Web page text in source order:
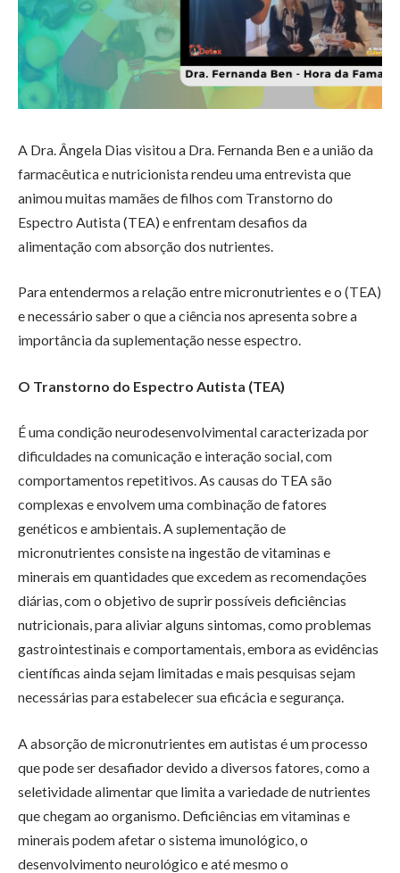
A Dra. Ângela Dias visitou a Dra. Fernanda Ben e a união da
farmacêutica e nutricionista rendeu uma entrevista que
animou muitas mamães de filhos com Transtorno do
Espectro Autista (TEA) e enfrentam desafios da
alimentação com absorção dos nutrientes.
Para entendermos a relação entre micronutrientes e o (TEA)
e necessário saber o que a ciência nos apresenta sobre a
importância da suplementação nesse espectro.
O Transtorno do Espectro Autista (TEA)
É uma condição neurodesenvolvimental caracterizada por
dificuldades na comunicação e interação social, com
comportamentos repetitivos. As causas do TEA são
complexas e envolvem uma combinação de fatores
genéticos e ambientais. A suplementação de
micronutrientes consiste na ingestão de vitaminas e
minerais em quantidades que excedem as recomendações
diárias, com o objetivo de suprir possíveis deficiências
nutricionais, para aliviar alguns sintomas, como problemas
gastrointestinais e comportamentais, embora as evidências
científicas ainda sejam limitadas e mais pesquisas sejam
necessárias para estabelecer sua eficácia e segurança.
A absorção de micronutrientes em autistas é um processo
que pode ser desafiador devido a diversos fatores, como a
seletividade alimentar que limita a variedade de nutrientes
que chegam ao organismo. Deficiências em vitaminas e
minerais podem afetar o sistema imunológico, o
desenvolvimento neurológico e até mesmo o